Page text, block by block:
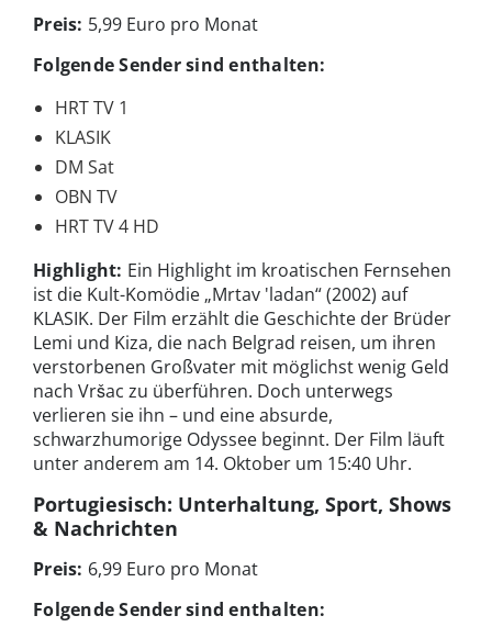
Preis: 5,99 Euro pro Monat
Folgende Sender sind enthalten:
HRT TV 1
KLASIK
DM Sat
OBN TV
HRT TV 4 HD
Highlight: Ein Highlight im kroatischen Fernsehen
ist die Kult-Komödie „Mrtav 'ladan“ (2002) auf
KLASIK. Der Film erzählt die Geschichte der Brüder
Lemi und Kiza, die nach Belgrad reisen, um ihren
verstorbenen Großvater mit möglichst wenig Geld
nach Vršac zu überführen. Doch unterwegs
verlieren sie ihn – und eine absurde,
schwarzhumorige Odyssee beginnt. Der Film läuft
unter anderem am 14. Oktober um 15:40 Uhr.
Portugiesisch: Unterhaltung, Sport, Shows
& Nachrichten
Preis: 6,99 Euro pro Monat
Folgende Sender sind enthalten: